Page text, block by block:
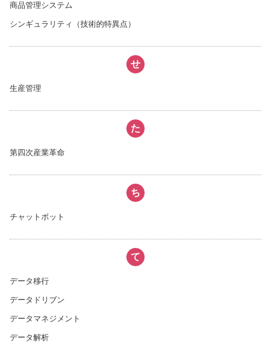
商品管理システム
シンギュラリティ（技術的特異点）
せ
生産管理
た
第四次産業革命
ち
チャットボット
て
データ移行
データドリブン
データマネジメント
データ解析